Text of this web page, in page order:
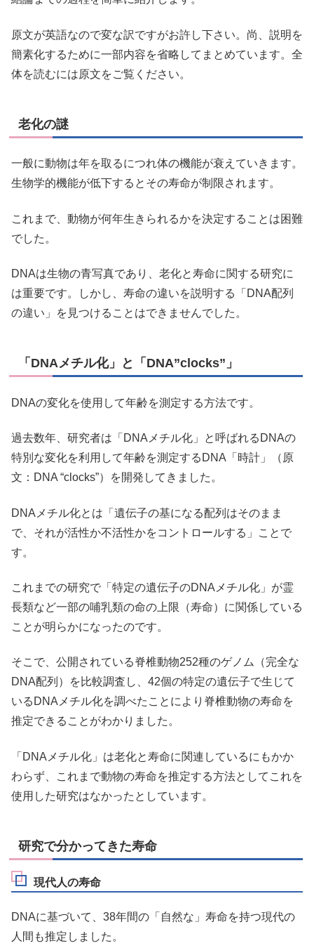
原文が英語なので変な訳ですがお許し下さい。尚、説明を
簡素化するために一部内容を省略してまとめています。全
体を読むには原文をご覧ください。
老化の謎
一般に動物は年を取るにつれ体の機能が衰えていきます。
生物学的機能が低下するとその寿命が制限されます。
これまで、動物が何年生きられるかを決定することは困難
でした。
DNAは生物の青写真であり、老化と寿命に関する研究に
は重要です。しかし、寿命の違いを説明する「DNA配列
の違い」を見つけることはできませんでした。
「DNAメチル化」と「DNA”clocks”」
DNAの変化を使用して年齢を測定する方法です。
過去数年、研究者は「DNAメチル化」と呼ばれるDNAの
特別な変化を利用して年齢を測定するDNA「時計」（原
文：DNA “clocks”）を開発してきました。
DNAメチル化とは「遺伝子の基になる配列はそのまま
で、それが活性か不活性かをコントロールする」ことで
す。
これまでの研究で「特定の遺伝子のDNAメチル化」が霊
長類など一部の哺乳類の命の上限（寿命）に関係している
ことが明らかになったのです。
そこで、公開されている脊椎動物252種のゲノム（完全な
DNA配列）を比較調査し、42個の特定の遺伝子で生じて
いるDNAメチル化を調べたことにより脊椎動物の寿命を
推定できることがわかりました。
「DNAメチル化」は老化と寿命に関連しているにもかか
わらず、これまで動物の寿命を推定する方法としてこれを
使用した研究はなかったとしています。
研究で分かってきた寿命
現代人の寿命
DNAに基づいて、38年間の「自然な」寿命を持つ現代の
人間も推定しました。